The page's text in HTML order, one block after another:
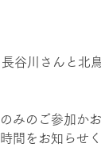
谷川さんと北
みのご参加か
間をお知らせく